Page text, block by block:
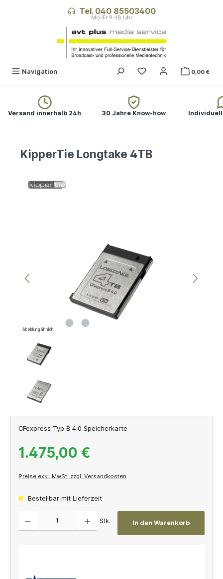
Tel. 040 85503400
Navigation 0,00 €
Versand innerhalb 24h 30 Jahre Know-how
KipperTie Longtake 4TB
Abbildung ähnlich
CFexpress Typ B 4.0 Speicherkarte
1.475,00 €
Preise exkl. MwSt. zzgl. Versandkosten
Bestellbar mit Lieferzeit
Stk. In den Warenkorb